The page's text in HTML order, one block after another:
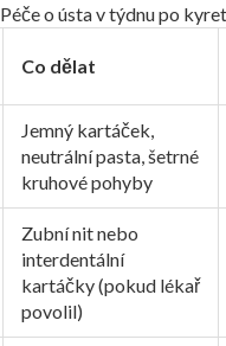
Péče o ústa v týdnu po
Co dělat
Jemný kartáček,
neutrální pasta, šetrné
kruhové pohyby
Zubní nit nebo
interdentální
kartáčky (pokud lékař
povolil)